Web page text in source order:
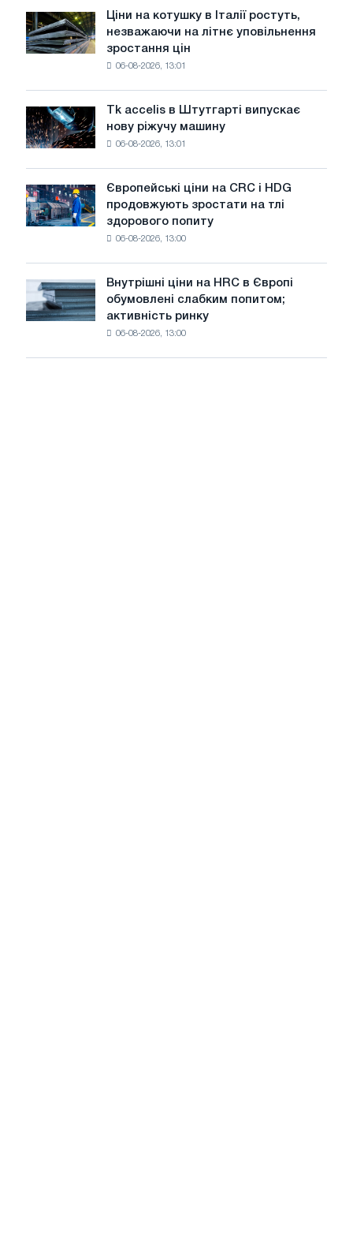
радянської
авіації
в
Великої
Вітчизняної
війни
Ціни
на
котушку
незважаючи
на
літнє
уповільнення
зростання
цін
Ціни на котушку в Італії ростуть,
незважаючи на літнє уповільнення
зростання цін
06-08-2026, 13:01
Tk
accelis
в
нову
ріжучу
машину
Tk accelis в Штутгарті випускає
нову ріжучу машину
06-08-2026, 13:01
Європейські
ціни
на
продовжують
зростати
на
здорового
Європейські ціни на CRC і HDG
продовжують зростати на тлі
здорового попиту
06-08-2026, 13:00
Внутрішні
ціни
на
Внутрішні ціни на HRC в Європі
обумовлені слабким попитом;
активність ринку
06-08-2026, 13:00